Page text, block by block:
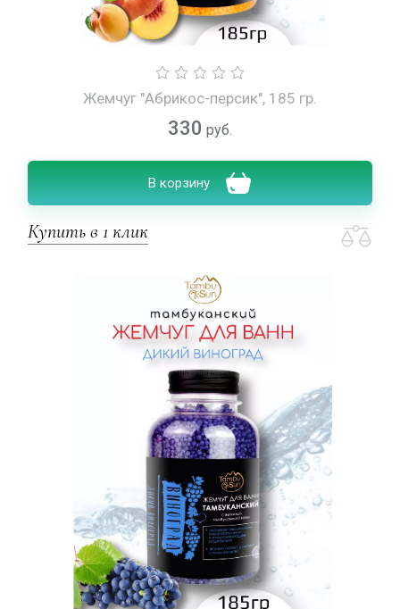
Жемчуг "Абрикос-персик", 185 гр.
330 руб.
В корзину
Купить в 1 клик